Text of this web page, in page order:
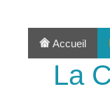
Accueil
La